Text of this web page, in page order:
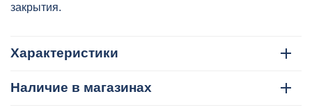
закрытия.
Характеристики
Наличие в магазинах